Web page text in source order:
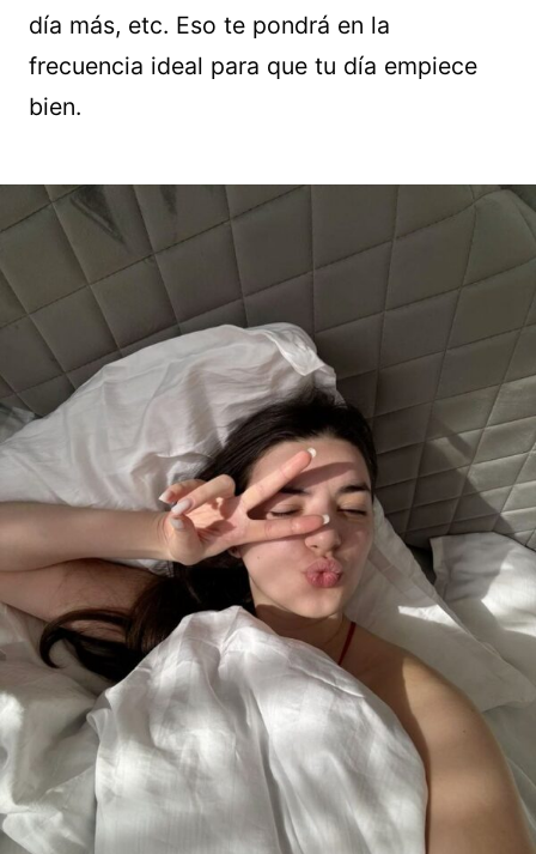
día más, etc. Eso te pondrá en la
frecuencia ideal para que tu día empiece
bien.